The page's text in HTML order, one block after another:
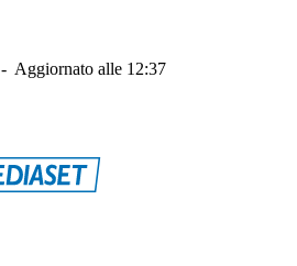
- Aggiornato alle 12:37